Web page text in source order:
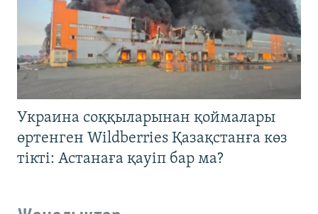
Украина соққыларынан қоймалары
өртенген Wildberries Қазақстанға көз
тікті: Астанаға қауіп бар ма?